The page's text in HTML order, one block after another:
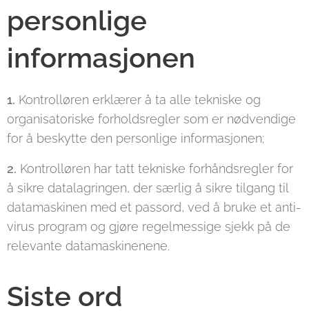
personlige
informasjonen
1. Kontrolløren erklærer å ta alle tekniske og
organisatoriske forholdsregler som er nødvendige
for å beskytte den personlige informasjonen;
2. Kontrolløren har tatt tekniske forhåndsregler for
å sikre datalagringen, der særlig å sikre tilgang til
datamaskinen med et passord, ved å bruke et anti-
virus program og gjøre regelmessige sjekk på de
relevante datamaskinenene.
Siste ord